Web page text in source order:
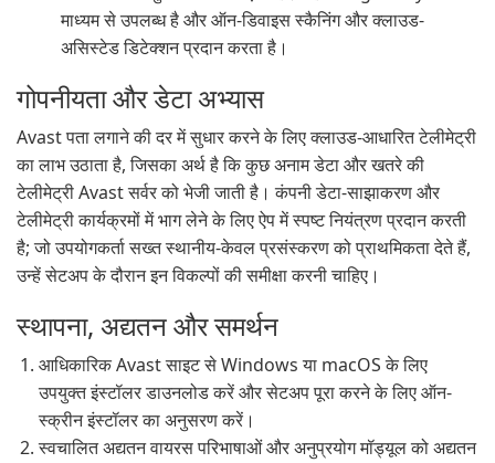
माध्यम से उपलब्ध है और ऑन-डिवाइस स्कैनिंग और क्लाउड-
असिस्टेड डिटेक्शन प्रदान करता है।
गोपनीयता और डेटा अभ्यास
Avast पता लगाने की दर में सुधार करने के लिए क्लाउड-आधारित टेलीमेट्री
का लाभ उठाता है, जिसका अर्थ है कि कुछ अनाम डेटा और खतरे की
टेलीमेट्री Avast सर्वर को भेजी जाती है। कंपनी डेटा-साझाकरण और
टेलीमेट्री कार्यक्रमों में भाग लेने के लिए ऐप में स्पष्ट नियंत्रण प्रदान करती
है; जो उपयोगकर्ता सख्त स्थानीय-केवल प्रसंस्करण को प्राथमिकता देते हैं,
उन्हें सेटअप के दौरान इन विकल्पों की समीक्षा करनी चाहिए।
स्थापना, अद्यतन और समर्थन
आधिकारिक Avast साइट से Windows या macOS के लिए
उपयुक्त इंस्टॉलर डाउनलोड करें और सेटअप पूरा करने के लिए ऑन-
स्क्रीन इंस्टॉलर का अनुसरण करें।
स्वचालित अद्यतन वायरस परिभाषाओं और अनुप्रयोग मॉड्यूल को अद्यतन